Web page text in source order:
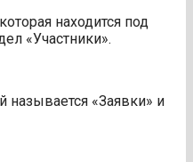
находится под
«Участники».
«Заявки» и